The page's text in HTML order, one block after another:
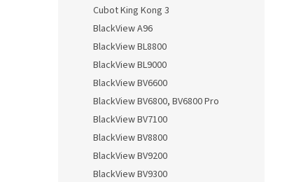
Cubot King Kong 3
BlackView A96
BlackView BL8800
BlackView BL9000
BlackView BV6600
BlackView BV6800, BV6800 Pro
BlackView BV7100
BlackView BV8800
BlackView BV9200
BlackView BV9300